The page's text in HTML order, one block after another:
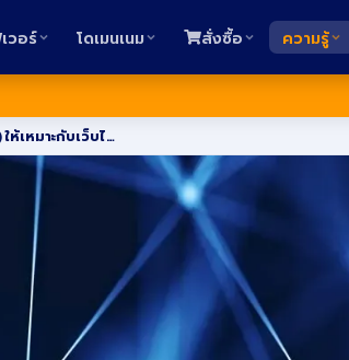
วอร์ โดเมนเนม สั่งซื้อ ความรู้
การเลือกเว็บโฮสติ้ง (Web Hosting) ให้เหมาะกับเว็บไซต์ของคุณ